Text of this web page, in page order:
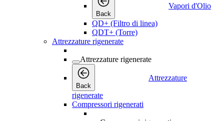
Back
Vapori d'Olio
QD+ (Filtro di linea)
QDT+ (Torre)
Attrezzature rigenerate
Attrezzature rigenerate
Back
Attrezzature
rigenerate
Compressori rigenerati